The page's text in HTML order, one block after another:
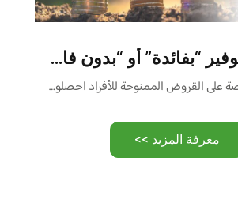
حساب التوفير “بفائدة” أو “بدون فائدة”
نسب فائدة خاصة على القروض الممنوحة للأفراد احصلوا على أموالكم …
معرفة المزيد >>